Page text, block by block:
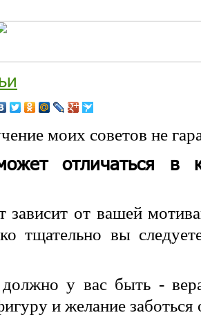
моих советов не
отличаться в
зависит от вашей
тщательно вы
у вас быть -
и желание заботься